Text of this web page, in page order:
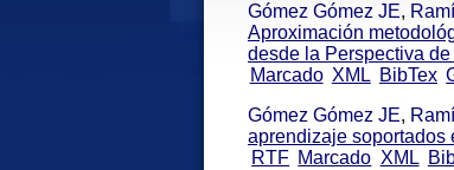
Gómez Gómez JE,
Aproximación
desde la Perspectiva
Marcado XML BibTex
Gómez Gómez JE,
aprendizaje soportados
RTF Marcado XML